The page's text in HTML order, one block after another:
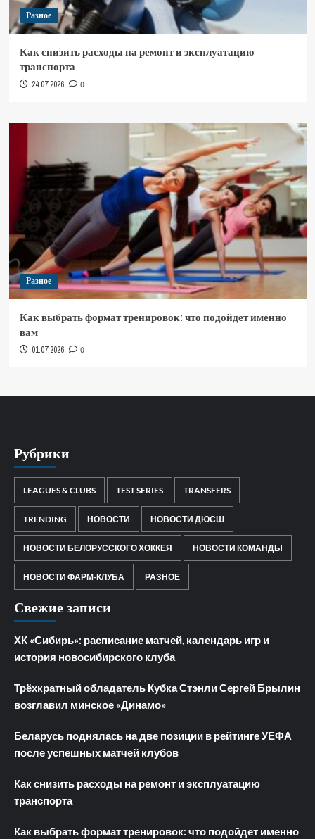
Разное
Как снизить расходы на ремонт и эксплуатацию
транспорта
24.07.2026 0
Разное
Как выбрать формат тренировок: что подойдет именно
вам
01.07.2026 0
Рубрики
LEAGUES & CLUBS TEST SERIES TRANSFERS
TRENDING НОВОСТИ НОВОСТИ ДЮСШ
НОВОСТИ БЕЛОРУССКОГО ХОККЕЯ НОВОСТИ КОМАНДЫ
НОВОСТИ ФАРМ-КЛУБА РАЗНОЕ
Свежие записи
ХК «Сибирь»: расписание матчей, календарь игр и
история новосибирского клуба
Трёхкратный обладатель Кубка Стэнли Сергей Брылин
возглавил минское «Динамо»
Беларусь поднялась на две позиции в рейтинге УЕФА
после успешных матчей клубов
Как снизить расходы на ремонт и эксплуатацию
транспорта
Как выбрать формат тренировок: что подойдет именно